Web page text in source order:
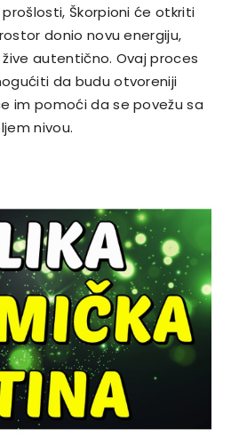
Škorpioni će otkriti
donio novu energiju,
autentično. Ovaj proces
da budu otvoreniji
im pomoći da se povežu sa
nivou.